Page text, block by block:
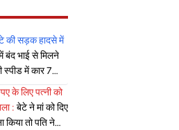
की सड़क हादसे में
बंद भाई से मिलने
स्पीड में कार 7
से पहले बोला-
के लिए पत्नी को
: बेटे ने मां को दिए
किया तो पति ने